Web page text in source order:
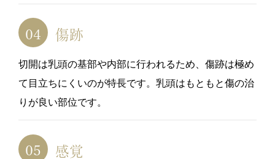
傷跡
切開は乳頭の基部や内部に行われるため、傷跡は極め
て目立ちにくいのが特長です。乳頭はもともと傷の治
りが良い部位です。
感覚